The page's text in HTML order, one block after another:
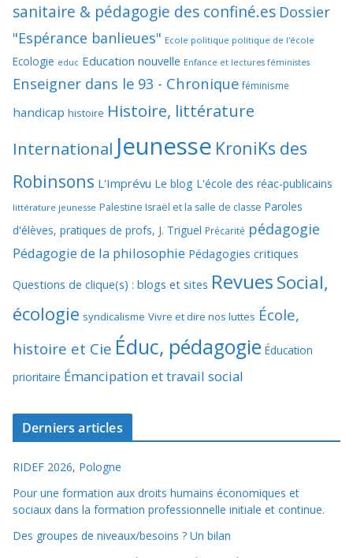
sanitaire & pédagogie des confiné.es Dossier
"Espérance banlieues" Ecole politique politique de l'école
Ecologie educ Education nouvelle Enfance et lectures féministes
Enseigner dans le 93 - Chronique féminisme
handicap histoire Histoire, littérature
International Jeunesse KroniKs des
Robinsons L'Imprévu Le blog L'école des réac-publicains
littérature jeunesse Palestine Israël et la salle de classe Paroles
d'élèves, pratiques de profs, J. Triguel Précarité pédagogie
Pédagogie de la philosophie Pédagogies critiques
Questions de clique(s) : blogs et sites RevuesSocial,
écologie syndicalisme Vivre et dire nos luttes École,
histoire et Cie Éduc, pédagogie Éducation
prioritaire Émancipation et travail social
Derniers articles
RIDEF 2026, Pologne
Pour une formation aux droits humains économiques et
sociaux dans la formation professionnelle initiale et continue.
Des groupes de niveaux/besoins ? Un bilan